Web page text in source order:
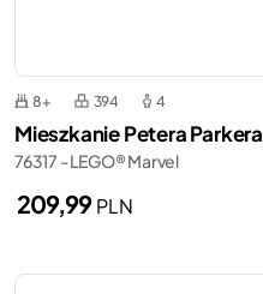
8+ 394 4
Mieszkanie Petera Parkera
76317 - LEGO® Marvel
209,99PLN